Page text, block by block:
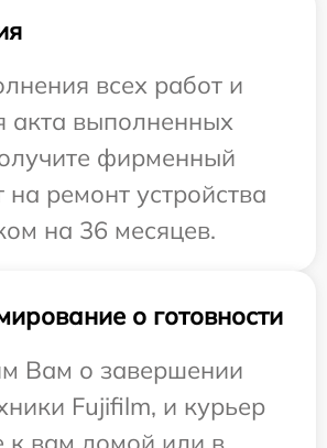
всех работ и
акта выполненных
фирменный
на ремонт устройства
на 36 месяцев.
о готовности
Вам о завершении
Fujifilm, и курьер